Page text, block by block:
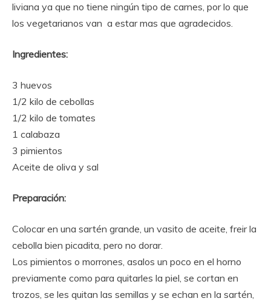
liviana ya que no tiene ningún tipo de carnes, por lo que
los vegetarianos van a estar mas que agradecidos.
Ingredientes:
3 huevos
1/2 kilo de cebollas
1/2 kilo de tomates
1 calabaza
3 pimientos
Aceite de oliva y sal
Preparación:
Colocar en una sartén grande, un vasito de aceite, freir la
cebolla bien picadita, pero no dorar.
Los pimientos o morrones, asalos un poco en el horno
previamente como para quitarles la piel, se cortan en
trozos, se les quitan las semillas y se echan en la sartén,